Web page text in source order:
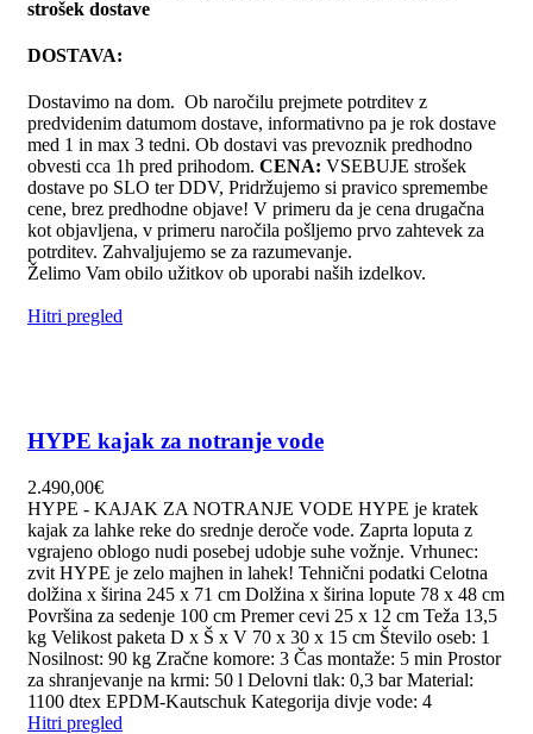
strošek dostave
DOSTAVA:
Dostavimo na dom. Ob naročilu prejmete potrditev z
predvidenim datumom dostave, informativno pa je rok dostave
med 1 in max 3 tedni. Ob dostavi vas prevoznik predhodno
obvesti cca 1h pred prihodom. CENA: VSEBUJE strošek
dostave po SLO ter DDV, Pridržujemo si pravico spremembe
cene, brez predhodne objave! V primeru da je cena drugačna
kot objavljena, v primeru naročila pošljemo prvo zahtevek za
potrditev. Zahvaljujemo se za razumevanje.
Želimo Vam obilo užitkov ob uporabi naših izdelkov.
Hitri pregled
HYPE kajak za notranje vode
2.490,00€
HYPE - KAJAK ZA NOTRANJE VODE HYPE je kratek
kajak za lahke reke do srednje deroče vode. Zaprta loputa z
vgrajeno oblogo nudi posebej udobje suhe vožnje. Vrhunec:
zvit HYPE je zelo majhen in lahek! Tehnični podatki Celotna
dolžina x širina 245 x 71 cm Dolžina x širina lopute 78 x 48 cm
Površina za sedenje 100 cm Premer cevi 25 x 12 cm Teža 13,5
kg Velikost paketa D x Š x V 70 x 30 x 15 cm Število oseb: 1
Nosilnost: 90 kg Zračne komore: 3 Čas montaže: 5 min Prostor
za shranjevanje na krmi: 50 l Delovni tlak: 0,3 bar Material:
1100 dtex EPDM-Kautschuk Kategorija divje vode: 4
Hitri pregled